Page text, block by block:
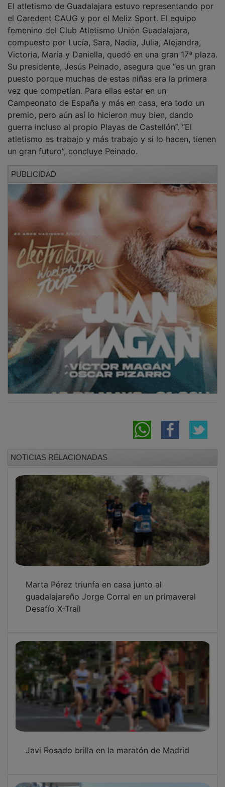
el Caredent CAUG y por el Meliz Sport. El equipo
femenino del Club Atletismo Unión Guadalajara,
compuesto por Lucía, Sara, Nadia, Julia, Alejandra,
Victoria, María y Daniella, quedó en una gran 17ª plaza.
Su presidente, Jesús Peinado, asegura que “es un gran
puesto porque muchas de estas niñas era la primera
vez que competían. Para ellas estar en un
Campeonato de España y más en casa, era todo un
premio, pero aún así lo hicieron muy bien, dando
guerra incluso al propio Playas de Castellón”. “El
atletismo es trabajo y más trabajo y si lo hacen, tienen
un gran futuro”, concluye Peinado.
guadalajareño Jorge Corral en un primaveral
Desafío X-Trail